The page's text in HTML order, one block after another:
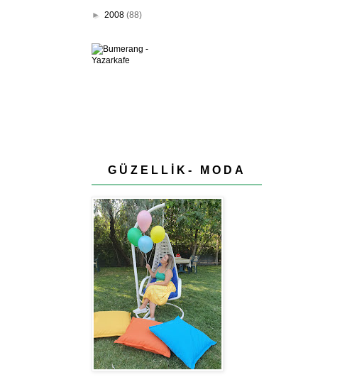
► 2008 (88)
GÜZELLİK- MODA